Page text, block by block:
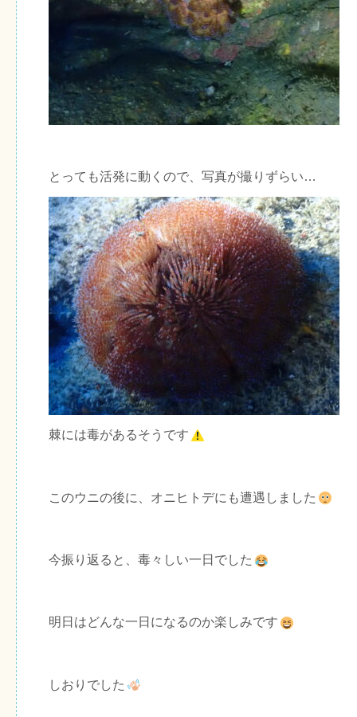
とっても活発に動くので、写真が撮りずらい…
棘には毒があるそうです
このウニの後に、オニヒトデにも遭遇しました
今振り返ると、毒々しい一日でした
明日はどんな一日になるのか楽しみです
しおりでした